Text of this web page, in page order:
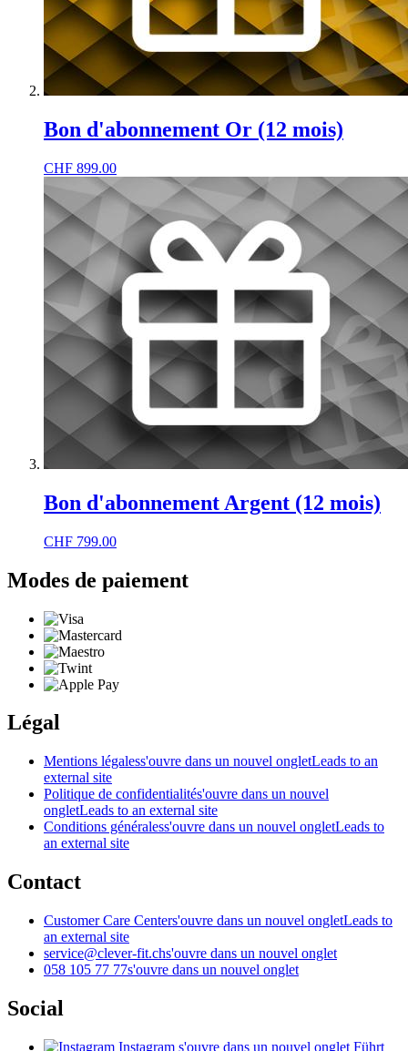
Bon d'abonnement Or (12 mois)
CHF 899.00
Bon d'abonnement Argent (12 mois)
CHF 799.00
Modes de paiement
Légal
Mentions légaless'ouvre dans un nouvel ongletLeads to an
external site
Politique de confidentialités'ouvre dans un nouvel
ongletLeads to an external site
Conditions généraless'ouvre dans un nouvel ongletLeads to
an external site
Contact
Customer Care Centers'ouvre dans un nouvel ongletLeads to
an external site
service@clever-fit.chs'ouvre dans un nouvel onglet
058 105 77 77s'ouvre dans un nouvel onglet
Social
Instagram s'ouvre dans un nouvel onglet Führt